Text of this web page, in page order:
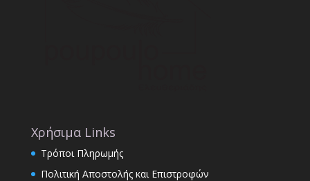
Χρήσιμα Links
Τρόποι Πληρωμής
Πολιτική Αποστολής και Επιστροφών